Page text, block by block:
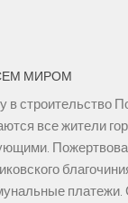
МИРОМ
в строительство
все жители
платежи.